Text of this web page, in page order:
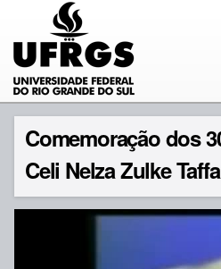
Comemoração dos
Celi Nelza Zulke